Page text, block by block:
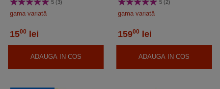
5 (3)
gama variată
1500 lei
ADAUGA IN COS
5 (2)
gama variată
15900 lei
ADAUGA IN COS